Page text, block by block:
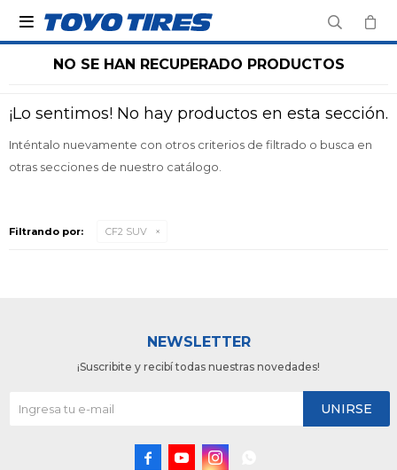

NO SE HAN RECUPERADO PRODUCTOS
¡Lo sentimos! No hay productos en esta sección.
Inténtalo nuevamente con otros criterios de filtrado o busca en
otras secciones de nuestro catálogo.
Filtrando por: CF2 SUV
NEWSLETTER
¡Suscribite y recibí todas nuestras novedades!
UNIRSE
  